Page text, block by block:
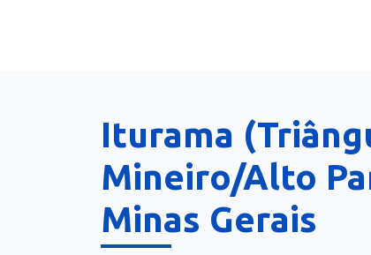
Iturama
Mineiro/Alto
Minas Gerais